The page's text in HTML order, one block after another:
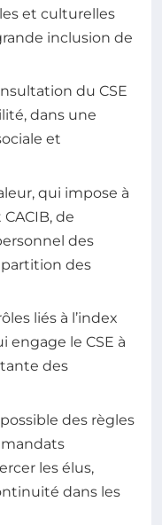
et culturelles
inclusion de
du CSE
dans une
et
qui impose à
de
des
des
liés à l’index
le CSE à
des
des règles
les élus,
dans les